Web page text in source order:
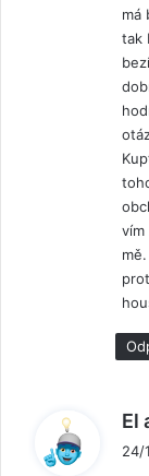
má
tak
vím
El
24/